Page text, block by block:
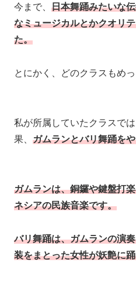
今まで、 日本舞踊みたいな
なミュージカルとかクオリ
た。
とにかく、どのクラスもめ
私が所属していたクラスで
果、 ガムランとバリ舞踊を
ガムランは、銅鑼や鍵盤打
ネシアの民族音楽です。
バリ舞踊は、ガムランの演
装をまとった女性が妖艶に